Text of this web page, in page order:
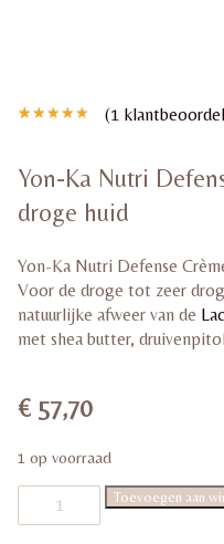
gebaseerd
opklant
(1
Yon-Ka Nutri
droge huid
Yon-Ka Nutri Defense
Voor de droge tot zeer
natuurlijke afweer van de
met shea butter,
€ 57,70
1 op voorraad
Yon-
Nutri
Toevoegen aan